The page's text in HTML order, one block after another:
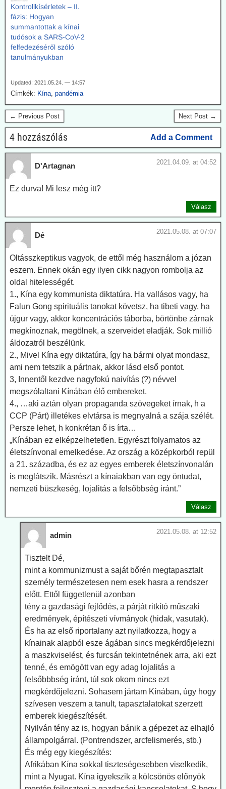
Kontrollkísérletek – II.
fázis: Hogyan
summantottak a kínai
tudósok a SARS-CoV-2
felfedezéséről szóló
tanulmányukban
Updated: 2021.05.24. — 14:57
Címkék: Kína, pandémia
← Previous Post Next Post →
4 hozzászólás Add a Comment
D'Artagnan 2021.04.09. at 04:52
Ez durva! Mi lesz még itt?
Válasz
Dé 2021.05.08. at 07:07
Oltásszkeptikus vagyok, de ettől még használom a józan
eszem. Ennek okán egy ilyen cikk nagyon rombolja az
oldal hitelességét.
1., Kína egy kommunista diktatúra. Ha vallásos vagy, ha
Falun Gong spirituális tanokat követsz, ha tibeti vagy, ha
újgur vagy, akkor koncentrációs táborba, börtönbe zárnak
megkínoznak, megölnek, a szerveidet eladják. Sok millió
áldozatról beszélünk.
2., Mivel Kína egy diktatúra, így ha bármi olyat mondasz,
ami nem tetszik a pártnak, akkor lásd első pontot.
3, Innentől kezdve nagyfokú naivítás (?) névvel
megszólaltani Kínában élő embereket.
4., …aki aztán olyan propaganda szövegeket írnak, h a
CCP (Párt) illetékes elvtársa is megnyalná a szája szélét.
Persze lehet, h konkrétan ő is írta…
„Kínában ez elképzelhetetlen. Egyrészt folyamatos az
életszínvonal emelkedése. Az ország a középkorból repül
a 21. századba, és ez az egyes emberek életszínvonalán
is meglátszik. Másrészt a kínaiakban van egy öntudat,
nemzeti büszkeség, lojalitás a felsőbbség iránt.”
Válasz
admin 2021.05.08. at 12:52
Tisztelt Dé,
mint a kommunizmust a saját bőrén megtapasztalt
személy természetesen nem esek hasra a rendszer
előtt. Ettől függetlenül azonban
tény a gazdasági fejlődés, a párját ritkító műszaki
eredmények, építészeti vívmányok (hidak, vasutak).
És ha az első riportalany azt nyilatkozza, hogy a
kínainak alapból esze ágában sincs megkérdőjelezni
a maszkviselést, és furcsán tekintetnének arra, aki ezt
tenné, és emögött van egy adag lojalitás a
felsőbbbség iránt, túl sok okom nincs ezt
megkérdőjelezni. Sohasem jártam Kínában, úgy hogy
szívesen veszem a tanult, tapasztalatokat szerzett
emberek kiegészítését.
Nyilván tény az is, hogyan bánik a gépezet az elhajló
állampolgárral. (Pontrendszer, arcfelismerés, stb.)
És még egy kiegészítés:
Afrikában Kína sokkal tiszteségesebben viselkedik,
mint a Nyugat. Kína igyekszik a kölcsönös előnyök